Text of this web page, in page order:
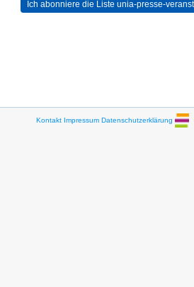
Kontakt Impressum Datenschutzerklärung